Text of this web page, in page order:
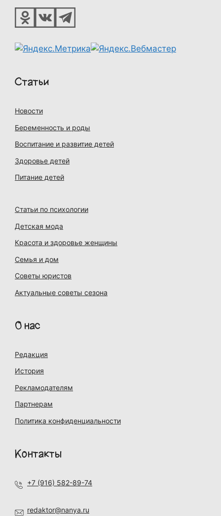
Статьи
Новости
Беременность и роды
Воспитание и развитие детей
Здоровье детей
Питание детей
Статьи по психологии
Детская мода
Красота и здоровье женщины
Семья и дом
Советы юристов
Актуальные советы сезона
О нас
Редакция
История
Рекламодателям
Партнерам
Политика конфиденциальности
Контакты
+7 (916) 582-89-74
redaktor@nanya.ru